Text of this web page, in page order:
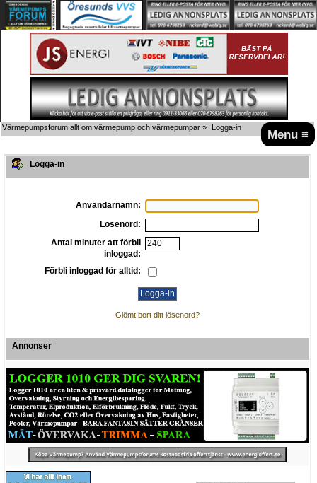
Menu ≡
Värmepumpsforum allt om värmepump och värmepumpar » Logga-in
Logga-in
Användarnamn:
Lösenord:
Antal minuter att förbli
inloggad:
Förbli inloggad för alltid:
Glömt bort ditt lösenord?
Annonser